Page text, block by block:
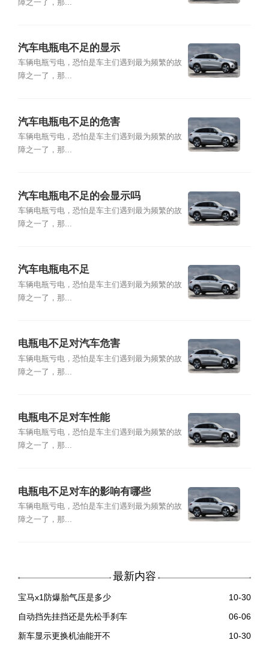
障之一了，那...
汽车电瓶电不足的显示
车辆电瓶亏电，恐怕是车主们遇到最为频繁的故
障之一了，那...
汽车电瓶电不足的危害
车辆电瓶亏电，恐怕是车主们遇到最为频繁的故
障之一了，那...
汽车电瓶电不足的会显示吗
车辆电瓶亏电，恐怕是车主们遇到最为频繁的故
障之一了，那...
汽车电瓶电不足
车辆电瓶亏电，恐怕是车主们遇到最为频繁的故
障之一了，那...
电瓶电不足对汽车危害
车辆电瓶亏电，恐怕是车主们遇到最为频繁的故
障之一了，那...
电瓶电不足对车性能
车辆电瓶亏电，恐怕是车主们遇到最为频繁的故
障之一了，那...
电瓶电不足对车的影响有哪些
车辆电瓶亏电，恐怕是车主们遇到最为频繁的故
障之一了，那...
最新内容
宝马x1防爆胎气压是多少
10-30
自动挡先挂挡还是先松手刹车
06-06
新车显示更换机油能开不
10-30